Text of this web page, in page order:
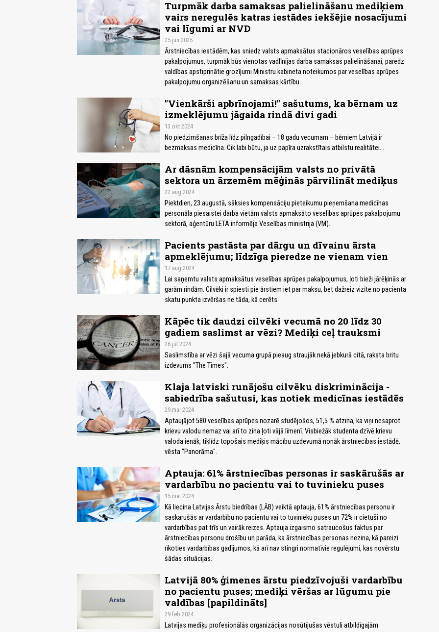
Turpmāk darba samaksas palielināšanu mediķiem
vairs neregulēs katras iestādes iekšējie nosacījumi
vai līgumi ar NVD
25.jun 2025
Ārstniecības iestādēm, kas sniedz valsts apmaksātus stacionāros veselības aprūpes
pakalpojumus, turpmāk būs vienotas vadlīnijas darba samaksas palielināšanai, paredz
valdības apstiprinātie grozījumi Ministru kabineta noteikumos par veselības aprūpes
pakalpojumu organizēšanu un samaksas kārtību.
"Vienkārši apbrīnojami!" sašutums, ka bērnam uz
izmeklējumu jāgaida rindā divi gadi
13.okt 2024
No piedzimšanas brīža līdz pilngadībai – 18 gadu vecumam – bērniem Latvijā ir
bezmaksas medicīna. Cik labi būtu, ja uz papīra uzrakstītais atbilstu realitātei...
Ar dāsnām kompensācijām valsts no privātā
sektora un ārzemēm mēģinās pārvilināt mediķus
22.aug 2024
Piektdien, 23.augustā, sāksies kompensāciju pieteikumu pieņemšana medicīnas
personāla piesaistei darba vietām valsts apmaksāto veselības aprūpes pakalpojumu
sektorā, aģentūru LETA informēja Veselības ministrija (VM).
Pacients pastāsta par dārgu un dīvainu ārsta
apmeklējumu; līdzīga pieredze ne vienam vien
17.aug 2024
Lai saņemtu valsts apmaksātus veselības aprūpes pakalpojumus, ļoti bieži jārēķinās ar
garām rindām. Cilvēki ir spiesti pie ārstiem iet par maksu, bet dažreiz vizīte no pacienta
skatu punkta izvēršas ne tāda, kā cerēts.
Kāpēc tik daudzi cilvēki vecumā no 20 līdz 30
gadiem saslimst ar vēzi? Mediķi ceļ trauksmi
26.jūl 2024
Saslimstība ar vēzi šajā vecuma grupā pieaug straujāk nekā jebkurā citā, raksta britu
izdevums "The Times".
Klaja latviski runājošu cilvēku diskriminācija -
sabiedrība sašutusi, kas notiek medicīnas iestādēs
29.mai 2024
Aptaujājot 580 veselības aprūpes nozarē studējošos, 51,5 % atzina, ka viņi nesaprot
krievu valodu nemaz vai arī to zina ļoti vājā līmenī. Visbiežāk studenta dzīvē krievu
valoda ienāk, tiklīdz topošais mediķis mācību uzdevumā nonāk ārstniecības iestādē,
vēsta "Panorāma".
Aptauja: 61% ārstniecības personas ir saskārušās ar
vardarbību no pacientu vai to tuvinieku puses
15.mai 2024
Kā liecina Latvijas Ārstu biedrības (LĀB) veiktā aptauja, 61% ārstniecības personu ir
saskarušās ar vardarbību no pacientu vai to tuvinieku puses un 72% ir cietuši no
vardarbības pat trīs un vairāk reizes. Aptauja izgaismo satraucošus faktus par
ārstniecības personu drošību un parāda, ka ārstniecības personas nezina, kā pareizi
rīkoties vardarbības gadījumos, kā arī nav stingri normatīvie regulējumi, kas novērstu
šādas situācijas.
Latvijā 80% ģimenes ārstu piedzīvojuši vardarbību
no pacientu puses; mediķi vēršas ar lūgumu pie
valdības [papildināts]
29.feb 2024
Latvijas mediķu profesionālās organizācijas nosūtījušas vēstuli atbildīgajām